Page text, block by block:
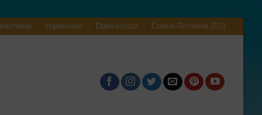
Impressum Datenschutz Cookie-Richtlinie (EU)